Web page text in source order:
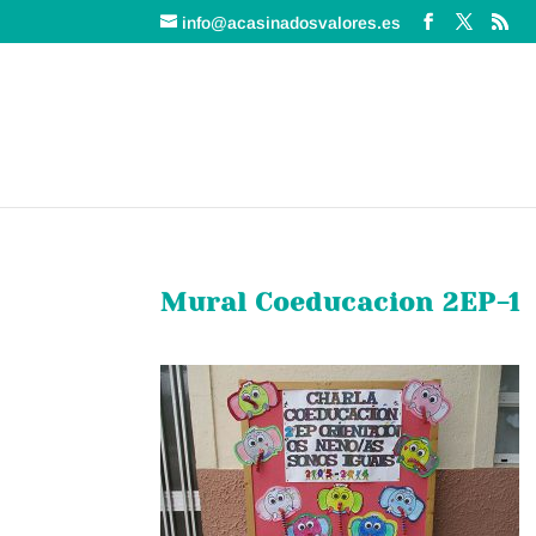
info@acasinadosvalores.es
Mural Coeducacion 2EP-1